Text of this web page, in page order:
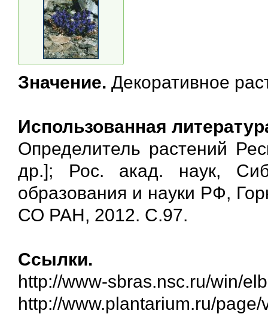
Значение. Декоративное
Использованная
Определитель растений
др.]; Рос. акад. наук,
образования и науки РФ,
СО РАН, 2012. С.97.
Ссылки.
http://www-sbras.nsc.ru/win/
http://www.plantarium.ru/